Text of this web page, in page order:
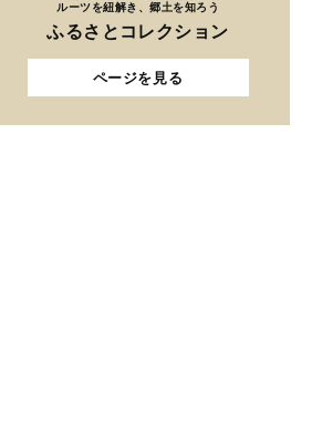
ルーツを紐解き、郷土を知ろう
ふるさとコレクション
ページを見る